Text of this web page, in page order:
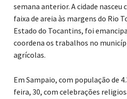
semana anterior. A cidade nasceu
faixa de areia às margens do Rio
Estado do Tocantins, foi
coordena os trabalhos no
agrícolas.
Em Sampaio, com população de
feira, 30, com celebrações